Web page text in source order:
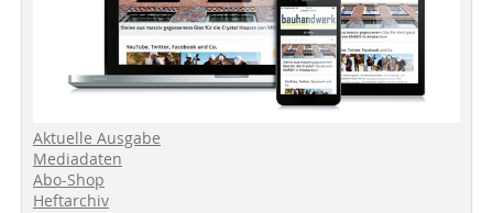
Aktuelle Ausgabe
Mediadaten
Abo-Shop
Heftarchiv